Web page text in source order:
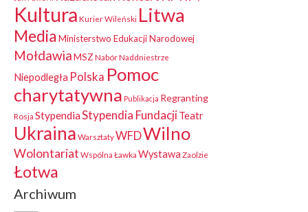
Kultura Kurier Wileński Litwa
MediaMinisterstwo Edukacji Narodowej
MołdawiaMSZ NabórNaddniestrze
Niepodległa Polska Pomoc
charytatywna Publikacja Regranting
Rosja StypendiaStypendia FundacjiTeatr
Ukraina WarsztatyWFDWilno
Wolontariat Wspólna Ławka Wystawa Zaolzie
Łotwa
Archiwum